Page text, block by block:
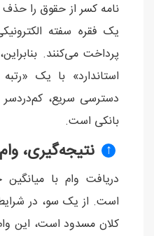
نامه کسر از حقوق را حذف
یک فقره سفته
پرداخت می‌کنند.
استاندارد» با یک «رتبه
دسترسی سریع،
بانکی است.
↑ نتیجه‌گیری،
دریافت وام با
است. از یک سو، در
کلان مسدود است، این